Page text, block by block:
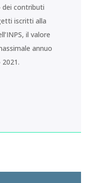
dei contributi
iscritti alla
il valore
annuo